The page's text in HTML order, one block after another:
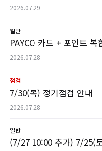
2026.07.29
일반
PAYCO 카드 + 포인트 복
2026.07.28
점검
7/30(목) 정기점검 안내
2026.07.28
일반
(7/27 10:00 추가) 7/25(